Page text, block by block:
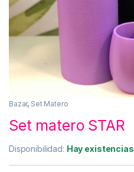
Bazar, Set Matero
Set matero STAR
Disponibilidad: Hay existencias